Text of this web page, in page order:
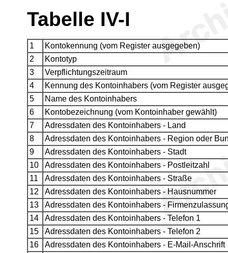
Tabelle IV-I
1
Kontokennung (vom Register ausgegeben)
2
Kontotyp
3
Verpflichtungszeitraum
4
Kennung des Kontoinhabers (vom Register
5
Name des Kontoinhabers
6
Kontobezeichnung (vom Kontoinhaber gewählt)
7
Adressdaten des Kontoinhabers - Land
8
Adressdaten des Kontoinhabers - Region oder
9
Adressdaten des Kontoinhabers - Stadt
10
Adressdaten des Kontoinhabers - Postleitzahl
11
Adressdaten des Kontoinhabers - Straße
12
Adressdaten des Kontoinhabers - Hausnummer
13
Adressdaten des Kontoinhabers -
14
Adressdaten des Kontoinhabers - Telefon 1
15
Adressdaten des Kontoinhabers - Telefon 2
16
Adressdaten des Kontoinhabers - E-Mail-Anschrift